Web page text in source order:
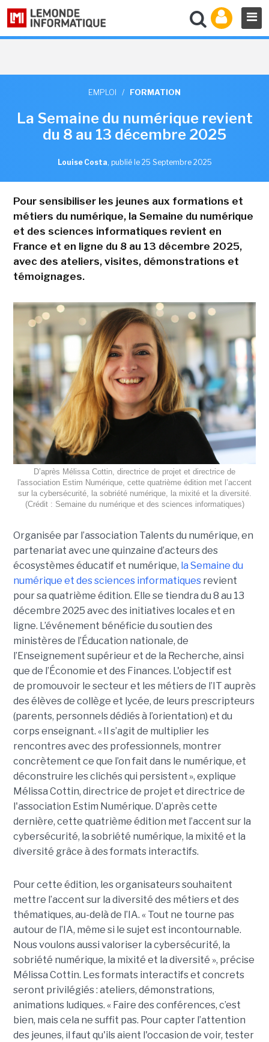
EMPLOI / FORMATION
La Semaine du numérique revient
du 8 au 13 décembre 2025
Louise Costa, publié le 25 Septembre 2025
Pour sensibiliser les jeunes aux formations et
métiers du numérique, la Semaine du numérique
et des sciences informatiques revient en
France et en ligne du 8 au 13 décembre 2025,
avec des ateliers, visites, démonstrations et
témoignages.
D’après Mélissa Cottin, directrice de projet et directrice de
l'association Estim Numérique, cette quatrième édition met l’accent
sur la cybersécurité, la sobriété numérique, la mixité et la diversité.
(Crédit : Semaine du numérique et des sciences informatiques)
Organisée par l’association Talents du numérique, en
partenariat avec une quinzaine d’acteurs des
écosystèmes éducatif et numérique, la Semaine du
numérique et des sciences informatiquesrevient
pour sa quatrième édition. Elle se tiendra du 8 au 13
décembre 2025 avec des initiatives locales et en
ligne. L’événement bénéficie du soutien des
ministères de l’Éducation nationale, de
l’Enseignement supérieur et de la Recherche, ainsi
que de l’Économie et des Finances. L'objectif est
de promouvoir le secteur et les métiers de l’IT auprès
des élèves de collège et lycée, de leurs prescripteurs
(parents, personnels dédiés à l’orientation) et du
corps enseignant. « Il s’agit de multiplier les
rencontres avec des professionnels, montrer
concrètement ce que l’on fait dans le numérique, et
déconstruire les clichés qui persistent », explique
Mélissa Cottin, directrice de projet et directrice de
l'association Estim Numérique. D’après cette
dernière, cette quatrième édition met l’accent sur la
cybersécurité, la sobriété numérique, la mixité et la
diversité grâce à des formats interactifs.
Pour cette édition, les organisateurs souhaitent
mettre l’accent sur la diversité des métiers et des
thématiques, au-delà de l’IA. « Tout ne tourne pas
autour de l’IA, même si le sujet est incontournable.
Nous voulons aussi valoriser la cybersécurité, la
sobriété numérique, la mixité et la diversité », précise
Mélissa Cottin. Les formats interactifs et concrets
seront privilégiés : ateliers, démonstrations,
animations ludiques. « Faire des conférences, c’est
bien, mais cela ne suffit pas. Pour capter l’attention
des jeunes, il faut qu'ils aient l'occasion de voir, tester